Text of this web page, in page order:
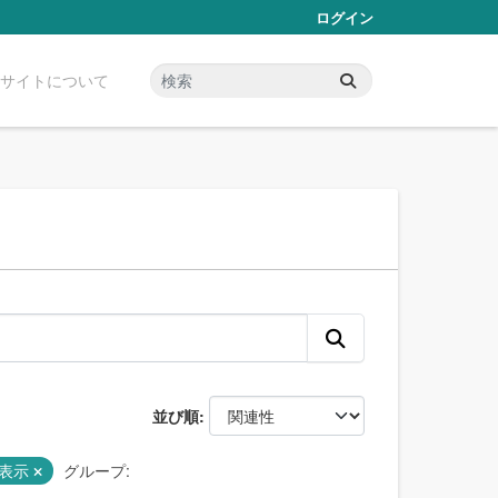
ログイン
イトについて
並び順
示
グループ: